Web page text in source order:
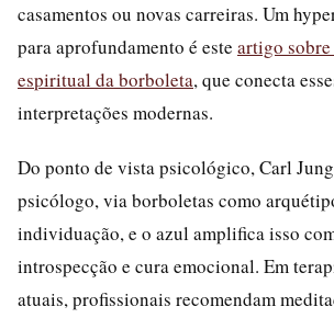
casamentos ou novas carreiras. Um
para aprofundamento é este artigo
espiritual da borboleta, que conecta
interpretações modernas.
Do ponto de vista psicológico, Carl
psicólogo, via borboletas como
individuação, e o azul amplifica isso
introspecção e cura emocional. Em
atuais, profissionais recomendam